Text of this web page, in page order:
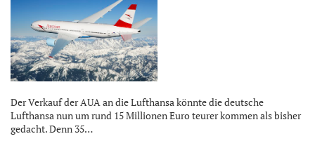
Der Verkauf der AUA an die Lufthansa könnte die deutsche
Lufthansa nun um rund 15 Millionen Euro teurer kommen als bisher
gedacht. Denn 35…